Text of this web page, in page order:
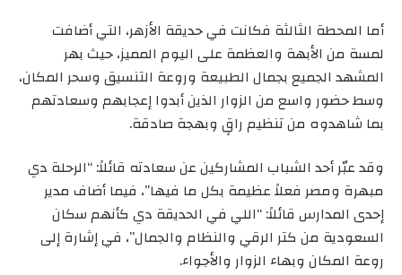
أما المحطة الثالثة فكانت في حديقة الأزهر، التي أضافت
لمسة من الأبهة والعظمة على اليوم المميز، حيث بهر
المشهد الجميع بجمال الطبيعة وروعة التنسيق وسحر المكان،
وسط حضور واسع من الزوار الذين أبدوا إعجابهم وسعادتهم
بما شاهدوه من تنظيم راقٍ وبهجة صادقة.
وقد عبّر أحد الشباب المشاركين عن سعادته قائلاً: “الرحلة دي
مبهرة ومصر فعلاً عظيمة بكل ما فيها”، فيما أضاف مدير
إحدى المدارس قائلاً: “اللي في الحديقة دي كأنهم سكان
السعودية من كتر الرقي والنظام والجمال”، في إشارة إلى
روعة المكان وبهاء الزوار والأجواء.